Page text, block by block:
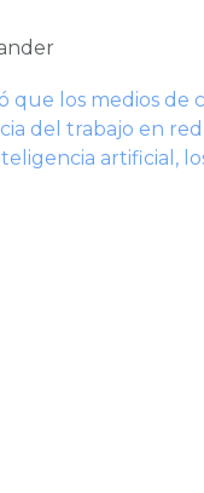
los medios de
del trabajo en
artificial,